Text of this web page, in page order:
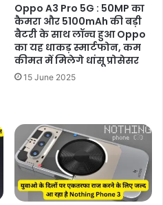
Oppo A3 Pro 5G : 50MP का
कैमरा और 5100mAh की बड़ी
बैटरी के साथ लॉन्च हुआ Oppo
का यह धाकड़ स्मार्टफोन, कम
कीमत में मिलेगे धांसू प्रोसेसर
15 June 2025